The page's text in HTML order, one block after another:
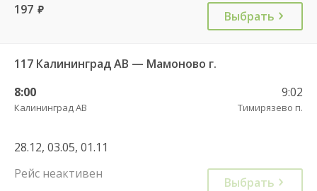
197 руб. Выбрать
117 Калининград АВ — Мамоново г.
8:00
Калининград АВ
9:02
Тимирязево п.
28.12, 03.05, 01.11
Рейс неактивен
Выбрать